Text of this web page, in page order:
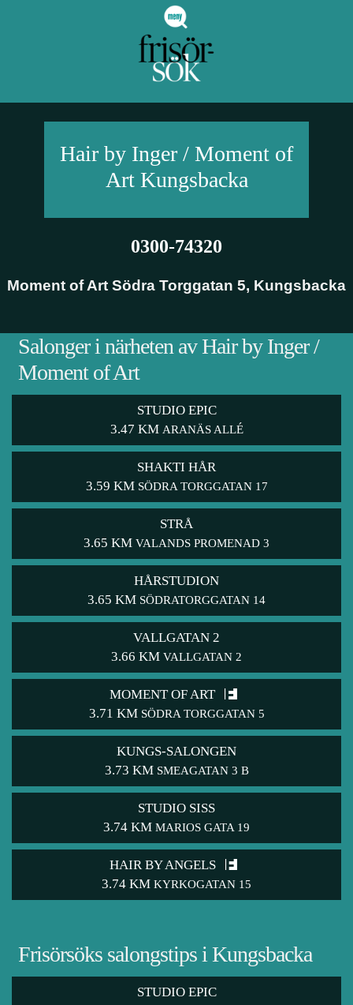
Hair by Inger / Moment of
ArtKungsbacka
0300-74320
Moment of Art Södra Torggatan 5, Kungsbacka
Salonger i närheten av Hair by Inger /
Moment of Art
STUDIO EPIC
3.47 KM ARANÄS ALLÉ
SHAKTI HÅR
3.59 KM SÖDRA TORGGATAN 17
STRÅ
3.65 KM VALANDS PROMENAD 3
HÅRSTUDION
3.65 KM SÖDRATORGGATAN 14
VALLGATAN 2
3.66 KM VALLGATAN 2
MOMENT OF ART
3.71 KM SÖDRA TORGGATAN 5
KUNGS-SALONGEN
3.73 KM SMEAGATAN 3 B
STUDIO SISS
3.74 KM MARIOS GATA 19
HAIR BY ANGELS
3.74 KM KYRKOGATAN 15
Frisörsöks salongstips i Kungsbacka
STUDIO EPIC